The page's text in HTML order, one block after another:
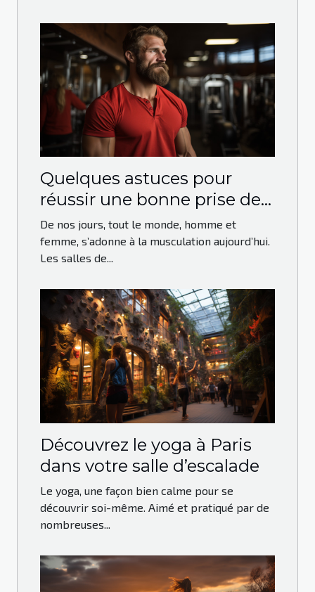
Quelques astuces pour
réussir une bonne prise de
masse en musculation
De nos jours, tout le monde, homme et
femme, s’adonne à la musculation aujourd’hui.
Les salles de...
Découvrez le yoga à Paris
dans votre salle d’escalade
Le yoga, une façon bien calme pour se
découvrir soi-même. Aimé et pratiqué par de
nombreuses...